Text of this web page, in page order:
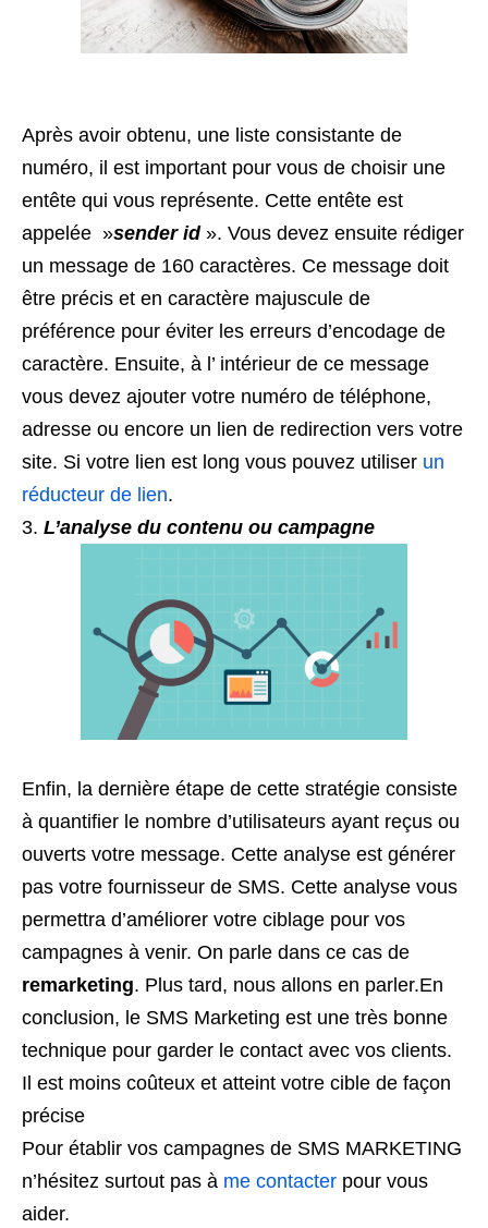
Après avoir obtenu, une liste consistante de
numéro, il est important pour vous de choisir une
entête qui vous représente. Cette entête est
appelée »sender id». Vous devez ensuite rédiger
un message de 160 caractères. Ce message doit
être précis et en caractère majuscule de
préférence pour éviter les erreurs d’encodage de
caractère. Ensuite, à l’ intérieur de ce message
vous devez ajouter votre numéro de téléphone,
adresse ou encore un lien de redirection vers votre
site. Si votre lien est long vous pouvez utiliser un
réducteur de lien.
L’analyse du contenu ou campagne
Enfin, la dernière étape de cette stratégie consiste
à quantifier le nombre d’utilisateurs ayant reçus ou
ouverts votre message. Cette analyse est générer
pas votre fournisseur de SMS. Cette analyse vous
permettra d’améliorer votre ciblage pour vos
campagnes à venir. On parle dans ce cas de
remarketing. Plus tard, nous allons en parler.En
conclusion, le SMS Marketing est une très bonne
technique pour garder le contact avec vos clients.
Il est moins coûteux et atteint votre cible de façon
précise
Pour établir vos campagnes de SMS MARKETING
n’hésitez surtout pas à me contacter pour vous
aider.